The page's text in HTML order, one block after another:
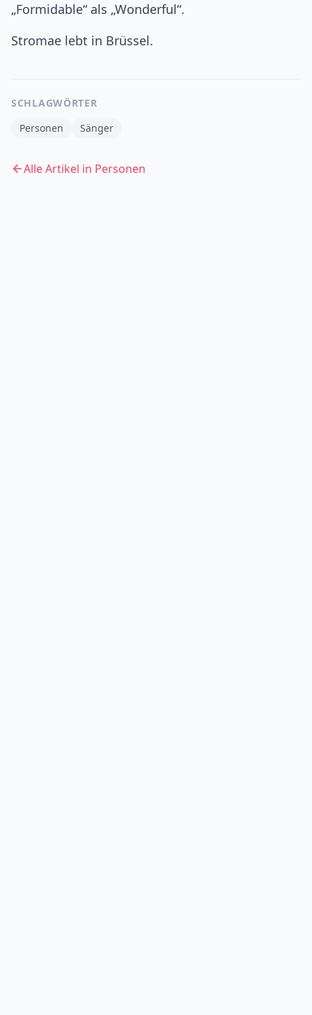
„Formidable“ als „Wonderful“.
Stromae lebt in Brüssel.
SCHLAGWÖRTER
Personen
Sänger
Alle Artikel in Personen